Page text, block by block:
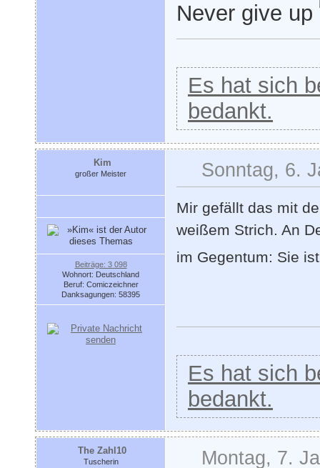
Never give up
Es hat sich
bedankt.
Kim
großer Meister
Beiträge: 3 098
Wohnort: Deutschland
Beruf: Comiczeichner
Danksagungen: 58395
Sonntag, 6.
Mir gefällt das mit
weißem Strich. An
im Gegentum: Sie
Es hat sich
bedankt.
The Zahl10
Tuscherin Montag, 7.